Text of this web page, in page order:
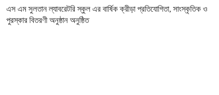
এস এম সুলতান ল্যাবরেটরি স্কুল এর বার্ষিক ক্রীড়া প্রতিযোগিতা, সাংস্কৃতিক ও
পুরস্কার বিতরণী অনুষ্ঠান অনুষ্ঠিত